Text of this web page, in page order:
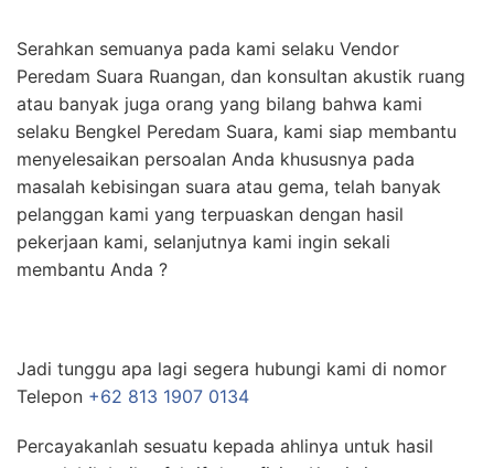
Serahkan semuanya pada kami selaku Vendor
Peredam Suara Ruangan, dan konsultan akustik ruang
atau banyak juga orang yang bilang bahwa kami
selaku Bengkel Peredam Suara, kami siap membantu
menyelesaikan persoalan Anda khususnya pada
masalah kebisingan suara atau gema, telah banyak
pelanggan kami yang terpuaskan dengan hasil
pekerjaan kami, selanjutnya kami ingin sekali
membantu Anda ?
Jadi tunggu apa lagi segera hubungi kami di nomor
Telepon +62 813 1907 0134
Percayakanlah sesuatu kepada ahlinya untuk hasil